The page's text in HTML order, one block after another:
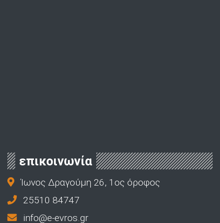
επικοινωνία
Ίωνος Δραγούμη 26, 1ος όροφος
25510 84747
info@e-evros.gr